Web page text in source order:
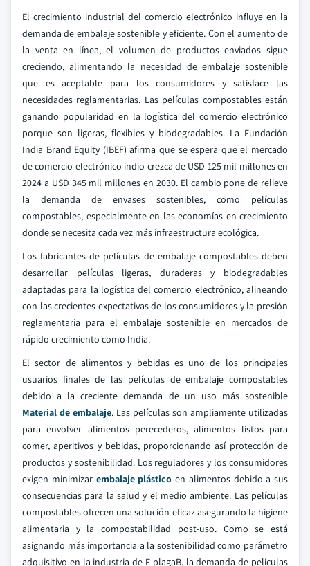
El crecimiento industrial del comercio electrónico influye en la
demanda de embalaje sostenible y eficiente. Con el aumento de
la venta en línea, el volumen de productos enviados sigue
creciendo, alimentando la necesidad de embalaje sostenible
que es aceptable para los consumidores y satisface las
necesidades reglamentarias. Las películas compostables están
ganando popularidad en la logística del comercio electrónico
porque son ligeras, flexibles y biodegradables. La Fundación
India Brand Equity (IBEF) afirma que se espera que el mercado
de comercio electrónico indio crezca de USD 125 mil millones en
2024 a USD 345 mil millones en 2030. El cambio pone de relieve
la demanda de envases sostenibles, como películas
compostables, especialmente en las economías en crecimiento
donde se necesita cada vez más infraestructura ecológica.
Los fabricantes de películas de embalaje compostables deben
desarrollar películas ligeras, duraderas y biodegradables
adaptadas para la logística del comercio electrónico, alineando
con las crecientes expectativas de los consumidores y la presión
reglamentaria para el embalaje sostenible en mercados de
rápido crecimiento como India.
El sector de alimentos y bebidas es uno de los principales
usuarios finales de las películas de embalaje compostables
debido a la creciente demanda de un uso más sostenible
Material de embalaje. Las películas son ampliamente utilizadas
para envolver alimentos perecederos, alimentos listos para
comer, aperitivos y bebidas, proporcionando así protección de
productos y sostenibilidad. Los reguladores y los consumidores
exigen minimizar embalaje plástico en alimentos debido a sus
consecuencias para la salud y el medio ambiente. Las películas
compostables ofrecen una solución eficaz asegurando la higiene
alimentaria y la compostabilidad post-uso. Como se está
asignando más importancia a la sostenibilidad como parámetro
adquisitivo en la industria de F plagaB, la demanda de películas